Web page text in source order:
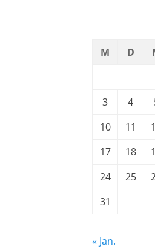
M D
3
4
10
11
17
18
24
25
31
« Jan.